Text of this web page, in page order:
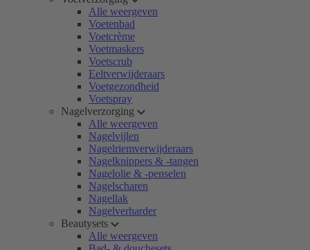
Alle weergeven
Voetenbad
Voetcrème
Voetmaskers
Voetscrub
Eeltverwijderaars
Voetgezondheid
Voetspray
Nagelverzorging
Alle weergeven
Nagelvijlen
Nagelriemverwijderaars
Nagelknippers & -tangen
Nagelolie & -penselen
Nagelscharen
Nagellak
Nagelverharder
Beautysets
Alle weergeven